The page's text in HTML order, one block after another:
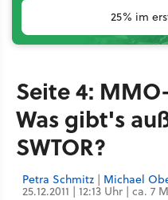
25% im
Seite 4:
Was gibt's
SWTOR?
Petra Schmitz | Michael
25.12.2011 | 12:13 Uhr | ca. 7